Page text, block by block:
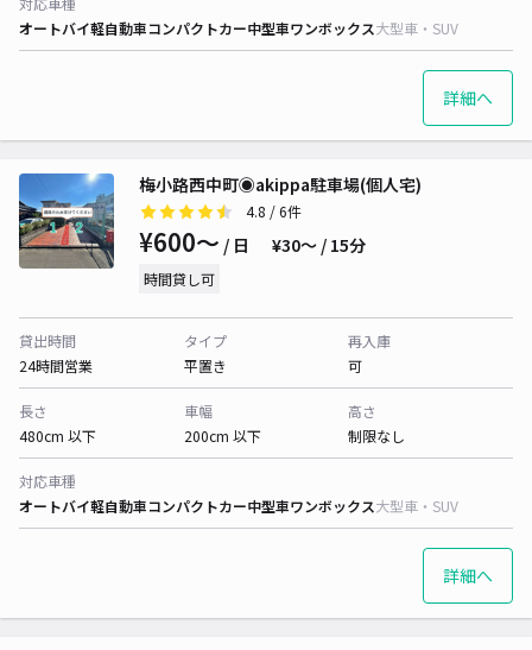
オートバイ軽自動車コンパクトカー中型車ワンボックス大型車・SUV
詳細へ
梅小路西中町◉akippa駐車場(個人宅)
4.8 / 6件
¥600〜 / 日 ¥30〜 / 15分
時間貸し可
貸出時間
24時間営業
タイプ
平置き
再入庫
可
長さ
480cm 以下
車幅
200cm 以下
高さ
制限なし
対応車種
オートバイ軽自動車コンパクトカー中型車ワンボックス大型車・SUV
詳細へ